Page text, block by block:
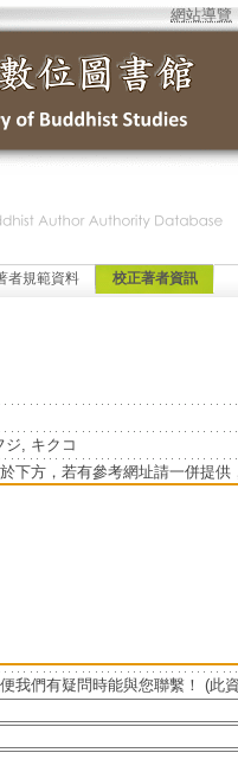
網站導覽
者規範資料 校正著者資訊
ジ, キクコ
下方，若有參考網址請一併提供
我們有疑問時能與您聯繫！ (此